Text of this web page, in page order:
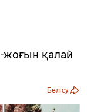
қалай
Бөлісу